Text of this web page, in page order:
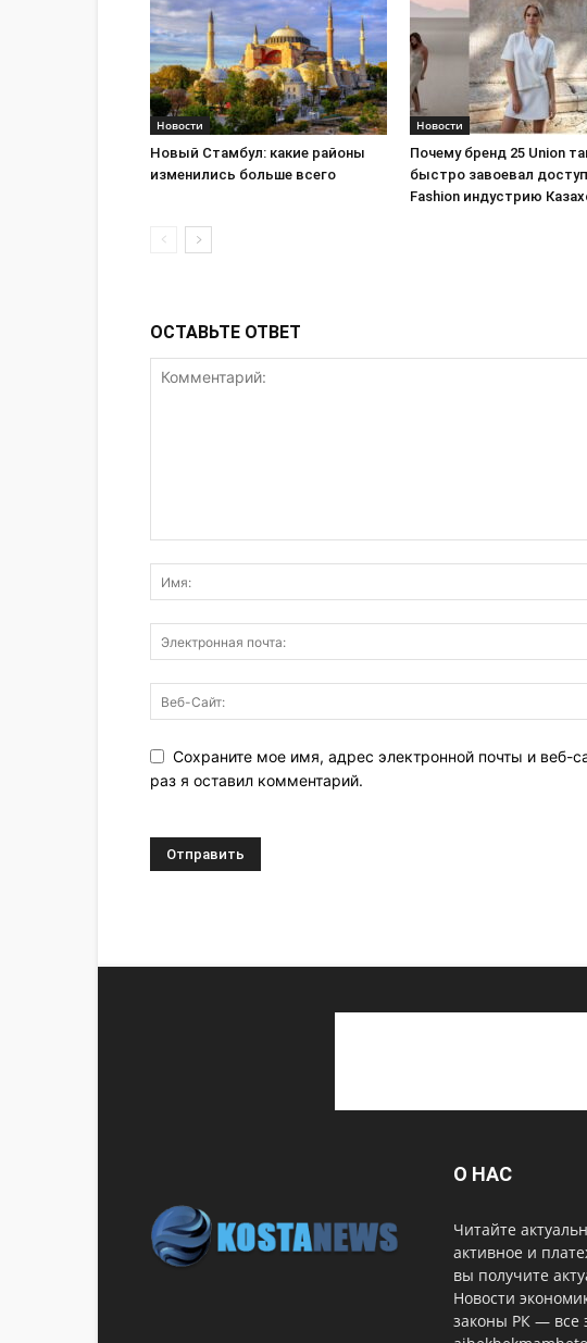
Новости
Новый Стамбул: какие районы
изменились больше всего
Новости
Почему бренд 25 Union
быстро завоевал
Fashion индустрию
ОСТАВЬТЕ ОТВЕТ
Сохраните мое имя, адрес электронной почты и веб-
раз я оставил комментарий.
О НАС
Читайте
активное и
вы получите
Новости
законы РК — все